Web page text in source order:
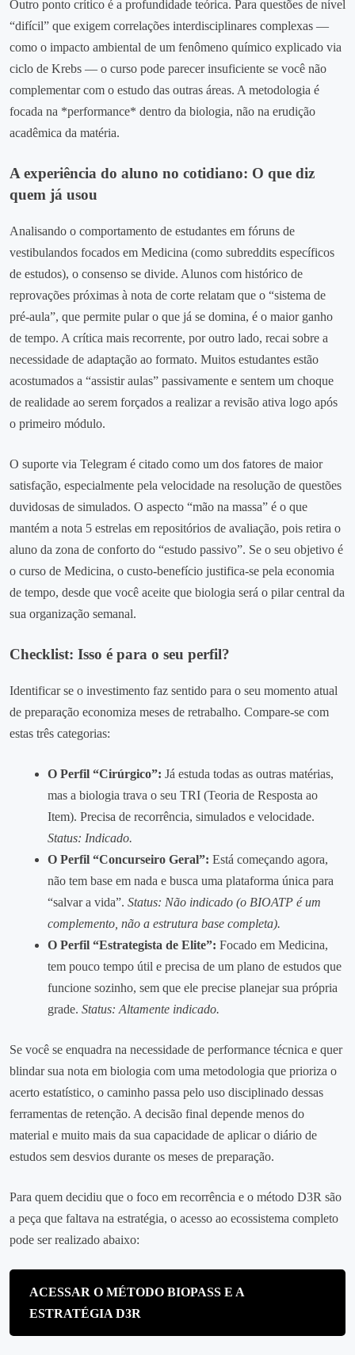
Outro ponto crítico é a profundidade teórica. Para questões de nível
“difícil” que exigem correlações interdisciplinares complexas —
como o impacto ambiental de um fenômeno químico explicado via
ciclo de Krebs — o curso pode parecer insuficiente se você não
complementar com o estudo das outras áreas. A metodologia é
focada na *performance* dentro da biologia, não na erudição
acadêmica da matéria.
A experiência do aluno no cotidiano: O que diz
quem já usou
Analisando o comportamento de estudantes em fóruns de
vestibulandos focados em Medicina (como subreddits específicos
de estudos), o consenso se divide. Alunos com histórico de
reprovações próximas à nota de corte relatam que o “sistema de
pré-aula”, que permite pular o que já se domina, é o maior ganho
de tempo. A crítica mais recorrente, por outro lado, recai sobre a
necessidade de adaptação ao formato. Muitos estudantes estão
acostumados a “assistir aulas” passivamente e sentem um choque
de realidade ao serem forçados a realizar a revisão ativa logo após
o primeiro módulo.
O suporte via Telegram é citado como um dos fatores de maior
satisfação, especialmente pela velocidade na resolução de questões
duvidosas de simulados. O aspecto “mão na massa” é o que
mantém a nota 5 estrelas em repositórios de avaliação, pois retira o
aluno da zona de conforto do “estudo passivo”. Se o seu objetivo é
o curso de Medicina, o custo-benefício justifica-se pela economia
de tempo, desde que você aceite que biologia será o pilar central da
sua organização semanal.
Checklist: Isso é para o seu perfil?
Identificar se o investimento faz sentido para o seu momento atual
de preparação economiza meses de retrabalho. Compare-se com
estas três categorias:
O Perfil “Cirúrgico”: Já estuda todas as outras matérias,
mas a biologia trava o seu TRI (Teoria de Resposta ao
Item). Precisa de recorrência, simulados e velocidade.
Status: Indicado.
O Perfil “Concurseiro Geral”: Está começando agora,
não tem base em nada e busca uma plataforma única para
“salvar a vida”. Status: Não indicado (o BIOATP é um
complemento, não a estrutura base completa).
O Perfil “Estrategista de Elite”: Focado em Medicina,
tem pouco tempo útil e precisa de um plano de estudos que
funcione sozinho, sem que ele precise planejar sua própria
grade. Status: Altamente indicado.
Se você se enquadra na necessidade de performance técnica e quer
blindar sua nota em biologia com uma metodologia que prioriza o
acerto estatístico, o caminho passa pelo uso disciplinado dessas
ferramentas de retenção. A decisão final depende menos do
material e muito mais da sua capacidade de aplicar o diário de
estudos sem desvios durante os meses de preparação.
Para quem decidiu que o foco em recorrência e o método D3R são
a peça que faltava na estratégia, o acesso ao ecossistema completo
pode ser realizado abaixo:
ACESSAR O MÉTODO BIOPASS E A
ESTRATÉGIA D3R